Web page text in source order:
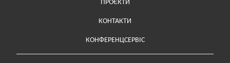
ПРОЄКТИ
Меню у футері (додаткове)
КОНТАКТИ
КОНФЕРЕНЦСЕРВІС